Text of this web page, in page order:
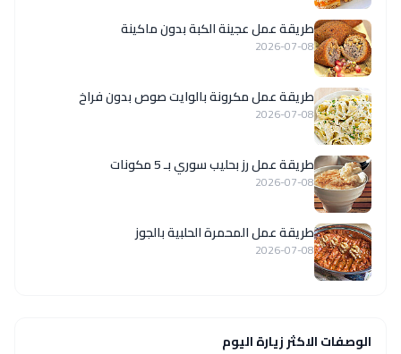
طريقة عمل عجينة الكبة بدون ماكينة
2026-07-08
طريقة عمل مكرونة بالوايت صوص بدون فراخ
2026-07-08
طريقة عمل رز بحليب سوري بـ 5 مكونات
2026-07-08
طريقة عمل المحمرة الحلبية بالجوز
2026-07-08
الوصفات الاكثر زيارة اليوم